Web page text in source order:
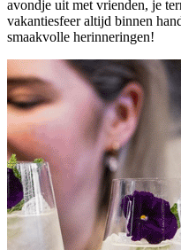
avondje uit met vrienden, je
vakantiesfeer altijd binnen
smaakvolle herinneringen!